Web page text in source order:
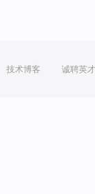
技术博客 诚聘英才